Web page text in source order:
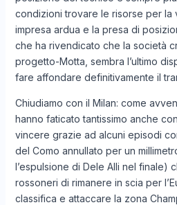
condizioni trovare le risorse per la
impresa ardua e la presa di
che ha rivendicato che la società
progetto-Motta, sembra l’ultimo
fare affondare definitivamente il
Chiudiamo con il Milan: come
hanno faticato tantissimo anche
vincere grazie ad alcuni episodi
del Como annullato per un
l’espulsione di Dele Alli nel finale)
rossoneri di rimanere in scia per
classifica e attaccare la zona